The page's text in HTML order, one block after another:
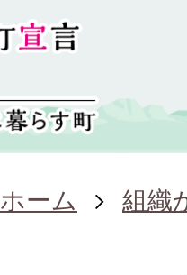
ホーム 組織